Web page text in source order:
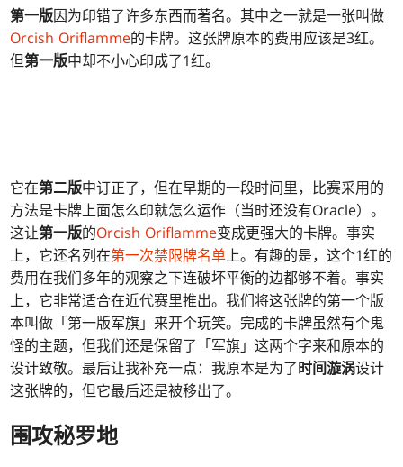
第一版因为印错了许多东西而著名。其中之一就是一张叫做
Orcish Oriflamme的卡牌。这张牌原本的费用应该是3红。
但第一版中却不小心印成了1红。
它在第二版中订正了，但在早期的一段时间里，比赛采用的
方法是卡牌上面怎么印就怎么运作（当时还没有Oracle）。
这让第一版的Orcish Oriflamme变成更强大的卡牌。事实
上，它还名列在第一次禁限牌名单上。有趣的是，这个1红的
费用在我们多年的观察之下连破坏平衡的边都够不着。事实
上，它非常适合在近代赛里推出。我们将这张牌的第一个版
本叫做「第一版军旗」来开个玩笑。完成的卡牌虽然有个鬼
怪的主题，但我们还是保留了「军旗」这两个字来和原本的
设计致敬。最后让我补充一点：我原本是为了时间漩涡设计
这张牌的，但它最后还是被移出了。
围攻秘罗地